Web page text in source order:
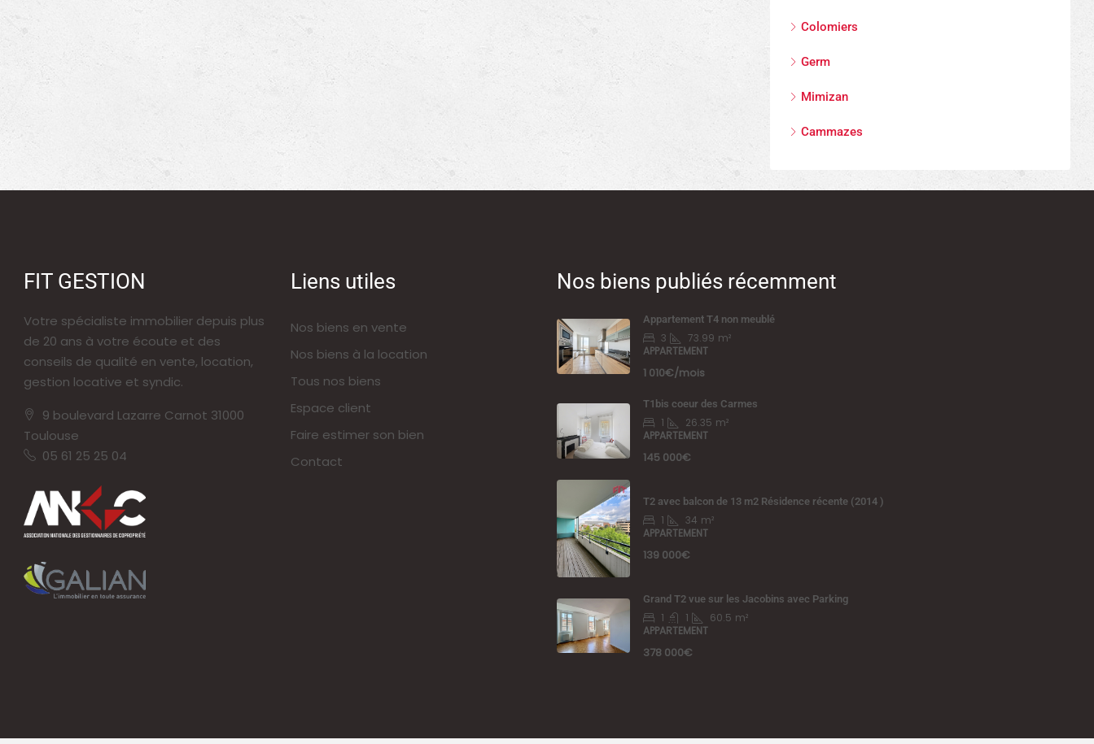
Colomiers
Germ
Mimizan
Cammazes
FIT GESTION
Votre spécialiste immobilier depuis plus
de 20 ans à votre écoute et des
conseils de qualité en vente, location,
gestion locative et syndic.
9 boulevard Lazarre Carnot 31000
Toulouse
05 61 25 25 04
Liens utiles
Nos biens en vente
Nos biens à la location
Tous nos biens
Espace client
Faire estimer son bien
Contact
Nos biens publiés récemment
Appartement T4 non meublé
3 73.99 m²
APPARTEMENT
1 010€/mois
T1bis coeur des Carmes
1 26.35 m²
APPARTEMENT
145 000€
T2 avec balcon de 13 m2 Résidence récente (2014 )
1 34 m²
APPARTEMENT
139 000€
Grand T2 vue sur les Jacobins avec Parking
1 1 60.5 m²
APPARTEMENT
378 000€